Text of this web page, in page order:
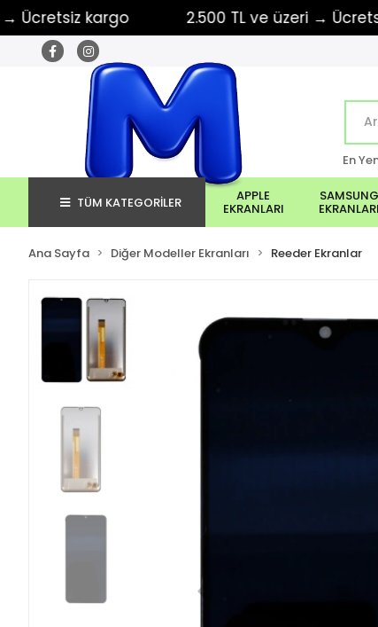
kargo 2.500 TL ve üzeri → Ücretsiz
En
TÜM KATEGORİLER APPLE
EKRANLARI
SAMSUNG
EKRANLARI
Ana Sayfa Diğer Modeller Ekranları Reeder Ekranlar